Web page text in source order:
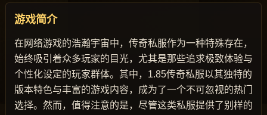
游戏简介
在网络游戏的浩瀚宇宙中，传奇私服作为一种特殊存在，
始终吸引着众多玩家的目光，尤其是那些追求极致体验与
个性化设定的玩家群体。其中，1.85传奇私服以其独特的
版本特色与丰富的游戏内容，成为了一个不可忽视的热门
选择。然而，值得注意的是，尽管这类私服提供了别样的